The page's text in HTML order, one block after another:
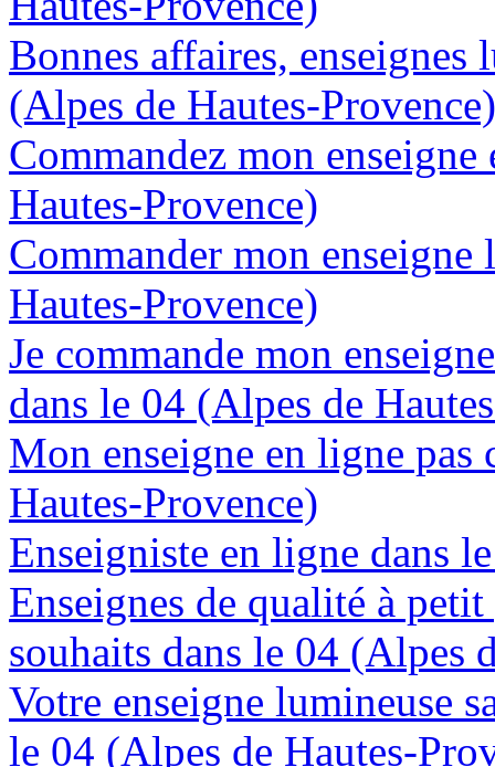
Bonnes affaires, enseignes
(Alpes de Hautes-Provence)
Commandez mon
Hautes-Provence)
Commander mon
Hautes-Provence)
Je commande mon
dans le 04 (Alpes de
Mon enseigne en ligne pas
Hautes-Provence)
Enseigniste en ligne dans
Enseignes de qualité à
souhaits dans le 04 (Alpes
Votre enseigne lumineuse
le 04 (Alpes de Hautes-